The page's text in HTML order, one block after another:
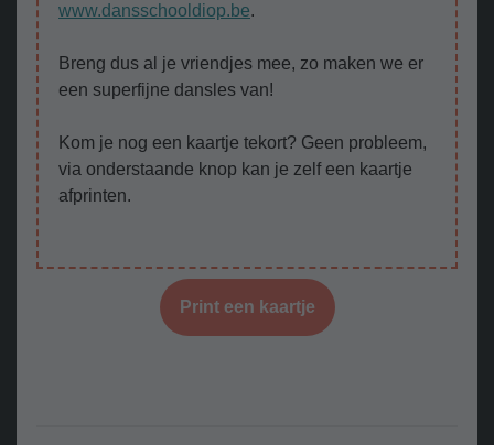
www.dansschooldiop.be.
Breng dus al je vriendjes mee, zo maken we er
een superfijne dansles van!
Kom je nog een kaartje tekort? Geen probleem,
via onderstaande knop kan je zelf een kaartje
afprinten.
Print een kaartje